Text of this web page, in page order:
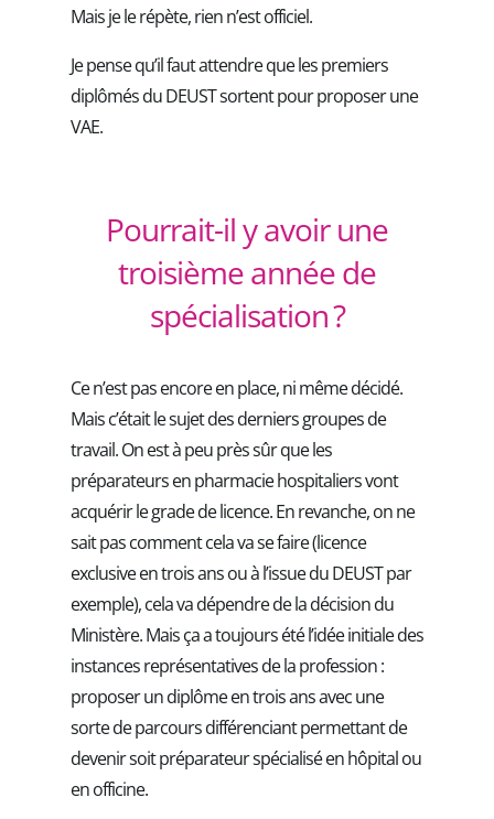
Mais je le répète, rien n’est officiel.
Je pense qu’il faut attendre que les premiers
diplômés du DEUST sortent pour proposer une
VAE.
Pourrait-il y avoir une
troisième année de
spécialisation ?
Ce n’est pas encore en place, ni même décidé.
Mais c’était le sujet des derniers groupes de
travail. On est à peu près sûr que les
préparateurs en pharmacie hospitaliers vont
acquérir le grade de licence. En revanche, on ne
sait pas comment cela va se faire (licence
exclusive en trois ans ou à l’issue du DEUST par
exemple), cela va dépendre de la décision du
Ministère. Mais ça a toujours été l’idée initiale des
instances représentatives de la profession :
proposer un diplôme en trois ans avec une
sorte de parcours différenciant permettant de
devenir soit préparateur spécialisé en hôpital ou
en officine.